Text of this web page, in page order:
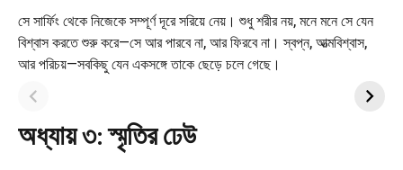
সে সার্ফিং থেকে নিজেকে সম্পূর্ণ দূরে সরিয়ে নেয়। শুধু শরীর নয়, মনে মনে সে যেন
বিশ্বাস করতে শুরু করে—সে আর পারবে না, আর ফিরবে না। স্বপ্ন, আত্মবিশ্বাস,
আর পরিচয়—সবকিছু যেন একসঙ্গে তাকে ছেড়ে চলে গেছে।
অটল প্রথম পা –
অনুপ্রেরণামূলক বাংলা ছোট
গল্প
নীরব স্টেশনের রহস্য –
রহস্য-রোমাঞ্চ বাংলা ছোট গল্প
অধ্যায় ৩: স্মৃতির ঢেউ